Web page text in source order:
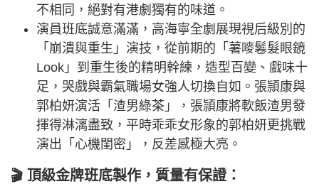
不相同，絕對有港劇獨有的味道。
演員班底誠意滿滿，高海寧全劇展現視后級別的
「崩潰與重生」演技，從前期的「薯嘜鬈髮眼鏡
Look」到重生後的精明幹練，造型百變、戲味十
足，哭戲與霸氣職場女強人切換自如。張頴康與
郭柏妍演活「渣男綠茶」，張頴康將軟飯渣男發
揮得淋漓盡致，平時乖乖女形象的郭柏妍更挑戰
演出「心機閨密」，反差感極大亮。
🎬 頂級金牌班底製作，質量有保證：